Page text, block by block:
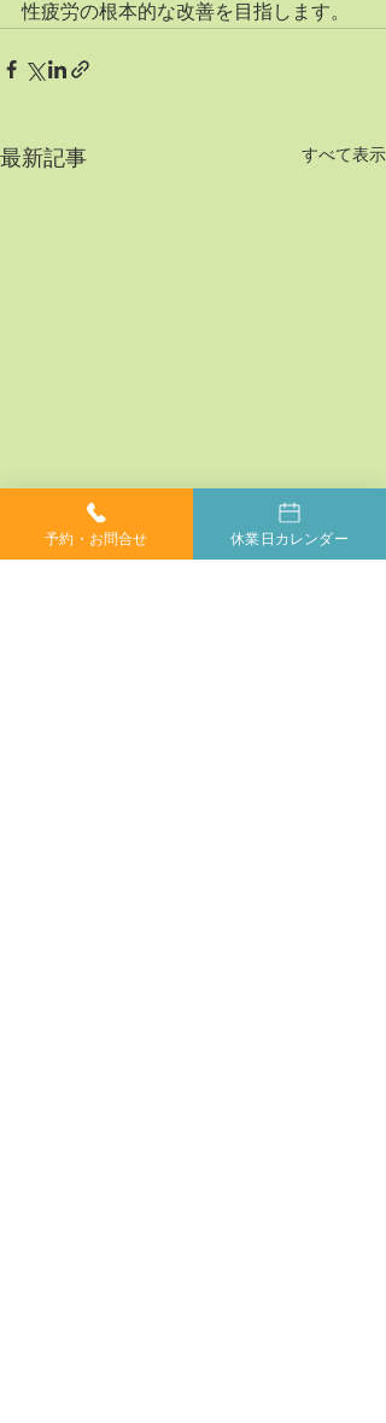
性疲労の根本的な改善を目指します。
最新記事 すべて表示
予約・お問合せ 休業日カレンダー